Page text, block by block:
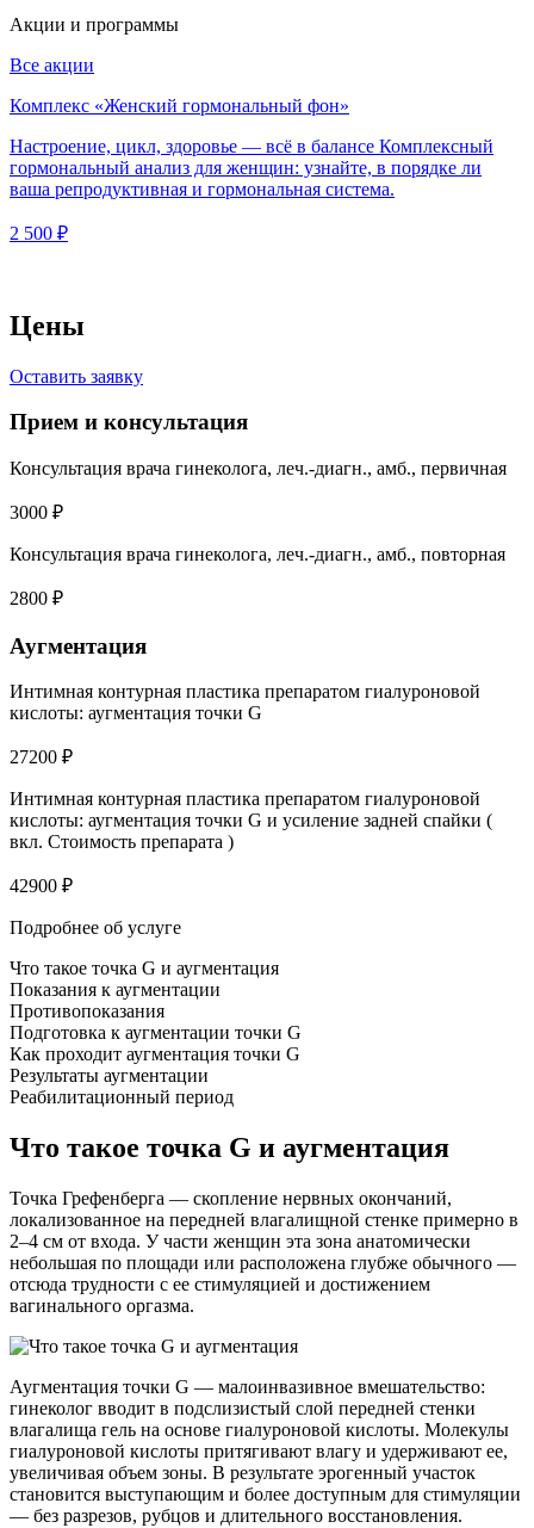
Акции и программы
Все акции
Комплекс «Женский гормональный фон»
Настроение, цикл, здоровье — всё в балансе Комплексный
гормональный анализ для женщин: узнайте, в порядке ли
ваша репродуктивная и гормональная система.
2 500 ₽
Цены
Оставить заявку
Прием и консультация
Консультация врача гинеколога, леч.-диагн., амб., первичная
3000 ₽
Консультация врача гинеколога, леч.-диагн., амб., повторная
2800 ₽
Аугментация
Интимная контурная пластика препаратом гиалуроновой
кислоты: аугментация точки G
27200 ₽
Интимная контурная пластика препаратом гиалуроновой
кислоты: аугментация точки G и усиление задней спайки (
вкл. Стоимость препарата )
42900 ₽
Подробнее об услуге
Что такое точка G и аугментация
Показания к аугментации
Противопоказания
Подготовка к аугментации точки G
Как проходит аугментация точки G
Результаты аугментации
Реабилитационный период
Что такое точка G и аугментация
Точка Грефенберга — скопление нервных окончаний,
локализованное на передней влагалищной стенке примерно в
2–4 см от входа. У части женщин эта зона анатомически
небольшая по площади или расположена глубже обычного —
отсюда трудности с ее стимуляцией и достижением
вагинального оргазма.
Аугментация точки G — малоинвазивное вмешательство:
гинеколог вводит в подслизистый слой передней стенки
влагалища гель на основе гиалуроновой кислоты. Молекулы
гиалуроновой кислоты притягивают влагу и удерживают ее,
увеличивая объем зоны. В результате эрогенный участок
становится выступающим и более доступным для стимуляции
— без разрезов, рубцов и длительного восстановления.